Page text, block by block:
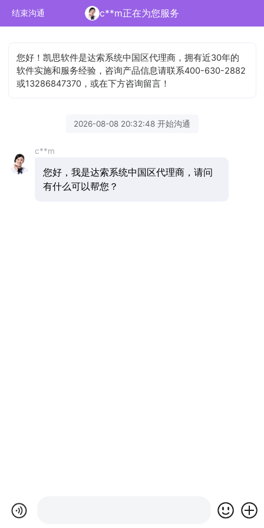
结束沟通 c**m正在为您服务
您好！凯思软件是达索系统中国区代理商，拥有近30年的
软件实施和服务经验，咨询产品信息请联系400-630-2882
或13286847370，或在下方咨询留言！
2026-08-08 20:32:48 开始沟通
c**m
您好，我是达索系统中国区代理商，请问
有什么可以帮您？